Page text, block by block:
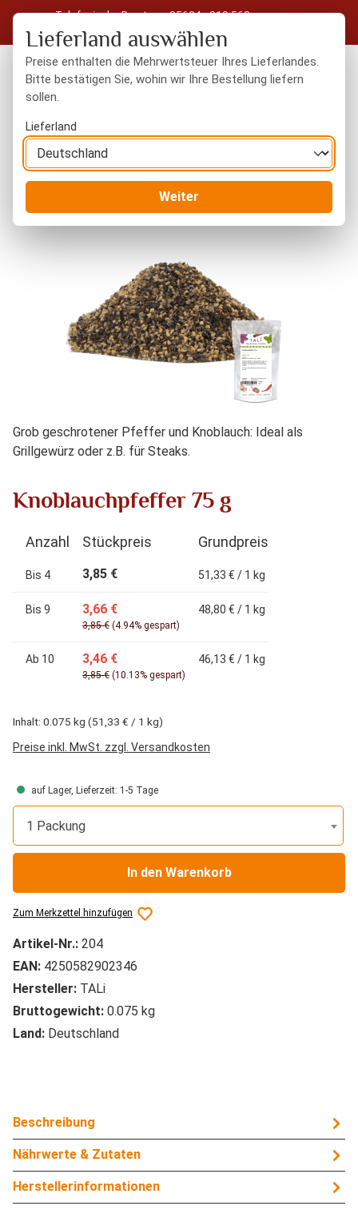
Zum Hauptinhalt springen
Telefonische Beratung: 05604 - 919 563
Kostenloser Versand in Deutschland ab 50 € Warenwert
Grob geschrotener Pfeffer und Knoblauch: Ideal als
Grillgewürz oder z.B. für Steaks.
Knoblauchpfeffer 75 g
Anzahl Stückpreis Grundpreis
Bis 4 3,85 € 51,33 € / 1 kg
Bis 9 3,66 €
3,85 € (4.94% gespart)
48,80 € / 1 kg
Ab 10 3,46 €
3,85 € (10.13% gespart)
46,13 € / 1 kg
Inhalt: 0.075 kg (51,33 € / 1 kg)
Preise inkl. MwSt. zzgl. Versandkosten
auf Lager, Lieferzeit: 1-5 Tage
1 Packung
In den Warenkorb
Zum Merkzettel hinzufügen
Artikel-Nr.: 204
EAN: 4250582902346
Hersteller: TALi
Bruttogewicht: 0.075 kg
Land: Deutschland
Beschreibung
Nährwerte & Zutaten
Herstellerinformationen
Lieferland auswählen
Preise enthalten die Mehrwertsteuer Ihres Lieferlandes.
Bitte bestätigen Sie, wohin wir Ihre Bestellung liefern
sollen.
Lieferland
Weiter